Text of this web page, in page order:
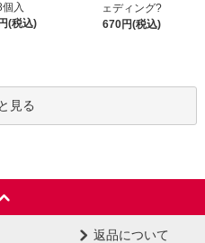
個入
(税込)
ェディング?
670円(税込)
見る
返品について